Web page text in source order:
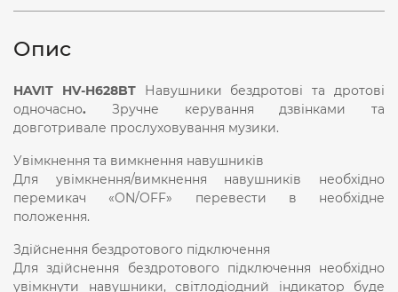
Опис
HAVIT HV-H628BTНавушники бездротові та дротові
одночасно. Зручне керування дзвінками та
довготривале прослуховування музики.
Увімкнення та вимкнення навушників
Для увімкнення/вимкнення навушників необхідно
перемикач «ON/OFF» перевести в необхідне
положення.
Здійснення бездротового підключення
Для здійснення бездротового підключення необхідно
увімкнути навушники, світлодіодний індикатор буде